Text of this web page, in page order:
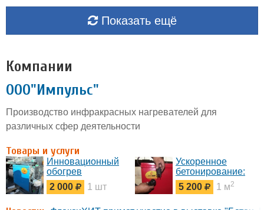
Показать ещё
Компании
ООО"Импульс"
Производство инфракрасных нагревателей для
различных сфер деятельности
Товары и услуги
Инновационный
обогрев
банкоматов от
компании
2 000 1 шт
Ускоренное
бетонирование:
термовкладыши
для опалубок
5 200 1 м2